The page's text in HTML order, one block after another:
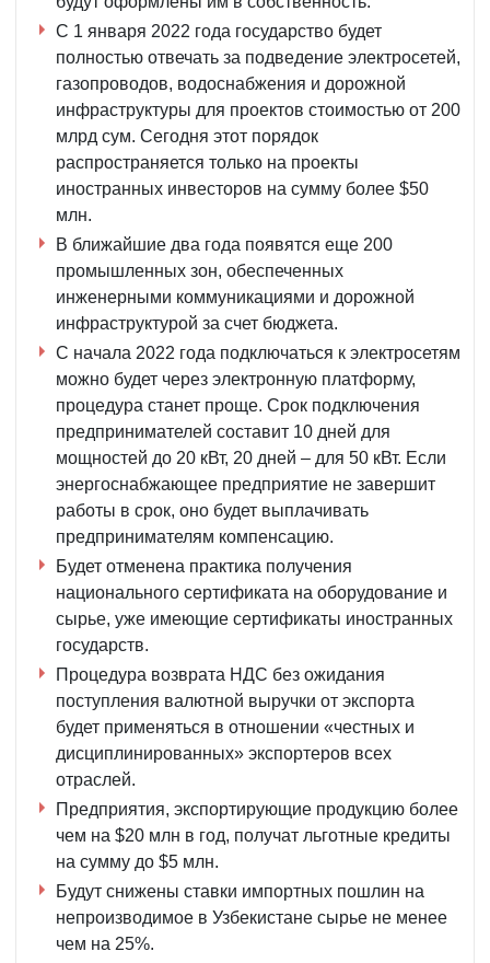
С 1 января 2022 года государство будет
полностью отвечать за подведение электросетей,
газопроводов, водоснабжения и дорожной
инфраструктуры для проектов стоимостью от 200
млрд сум. Сегодня этот порядок
распространяется только на проекты
иностранных инвесторов на сумму более $50
млн.
В ближайшие два года появятся еще 200
промышленных зон, обеспеченных
инженерными коммуникациями и дорожной
инфраструктурой за счет бюджета.
С начала 2022 года подключаться к электросетям
можно будет через электронную платформу,
процедура станет проще. Срок подключения
предпринимателей составит 10 дней для
мощностей до 20 кВт, 20 дней – для 50 кВт. Если
энергоснабжающее предприятие не завершит
работы в срок, оно будет выплачивать
предпринимателям компенсацию.
Будет отменена практика получения
национального сертификата на оборудование и
сырье, уже имеющие сертификаты иностранных
государств.
Процедура возврата НДС без ожидания
поступления валютной выручки от экспорта
будет применяться в отношении «честных и
дисциплинированных» экспортеров всех
отраслей.
Предприятия, экспортирующие продукцию более
чем на $20 млн в год, получат льготные кредиты
на сумму до $5 млн.
Будут снижены ставки импортных пошлин на
непроизводимое в Узбекистане сырье не менее
чем на 25%.